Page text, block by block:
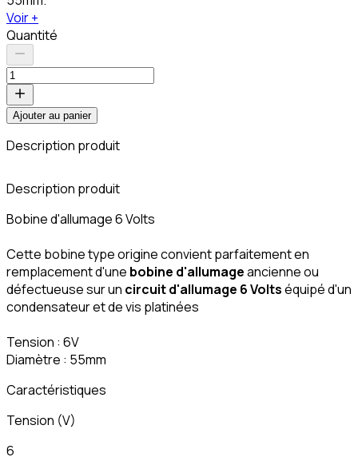
Voir +
Quantité
Ajouter au panier
Description produit
Description produit
Bobine d'allumage 6 Volts
Cette bobine type origine convient parfaitement en
remplacement d'une bobine d'allumageancienne ou
défectueuse sur un circuit d'allumage 6 Voltséquipé d'un
condensateur et de vis platinées
Tension : 6V
Diamètre : 55mm
Caractéristiques
Tension (V)
6